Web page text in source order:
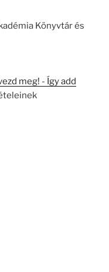
Könyvtár és
meg! - Így add